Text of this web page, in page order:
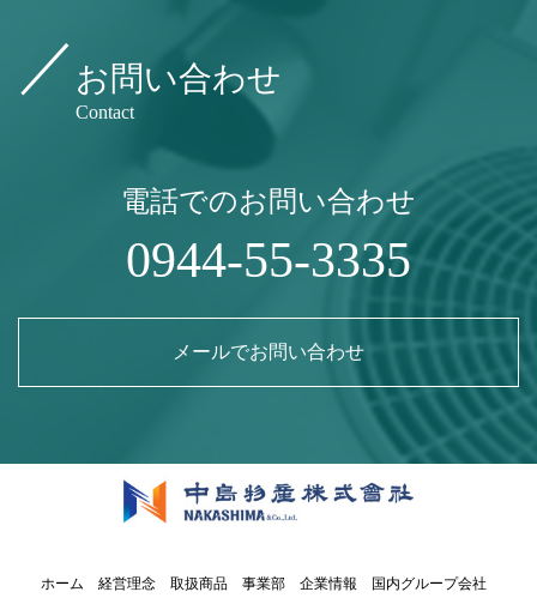
お問い合わせ
Contact
電話でのお問い合わせ
0944-55-3335
メールでお問い合わせ
ホーム 経営理念 取扱商品 事業部 企業情報 国内グループ会社